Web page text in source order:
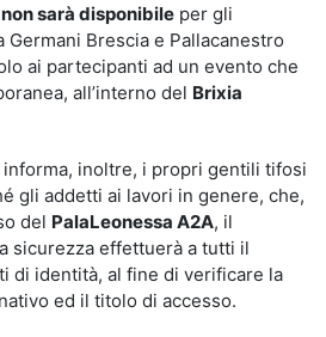
non sarà disponibile per gli
Brescia e Pallacanestro
ai partecipanti ad un evento che
all’interno del Brixia
informa, inoltre, i propri gentili tifosi
gli addetti ai lavori in genere, che,
del PalaLeonessa A2A, il
sicurezza effettuerà a tutti il
di identità, al fine di verificare la
ed il titolo di accesso.